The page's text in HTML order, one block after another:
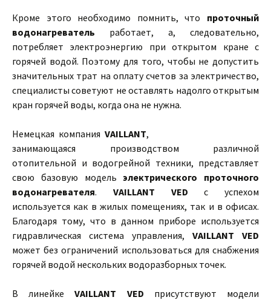
Кроме этого необходимо помнить, что проточный
водонагреватель работает, а, следовательно,
потребляет электроэнергию при открытом кране с
горячей водой. Поэтому для того, чтобы не допустить
значительных трат на оплату счетов за электричество,
специалисты советуют не оставлять надолго открытым
кран горячей воды, когда она не нужна.
Немецкая компания VAILLANT,
занимающаяся производством различной
отопительной и водогрейной техники, представляет
свою базовую модельэлектрического проточного
водонагревателя. VAILLANT VED с успехом
используется как в жилых помещениях, так и в офисах.
Благодаря тому, что в данном приборе используется
гидравлическая система управления, VAILLANT VED
может без ограничений использоваться для снабжения
горячей водой нескольких водоразборных точек.
В линейкеVAILLANT VED присутствуют модели